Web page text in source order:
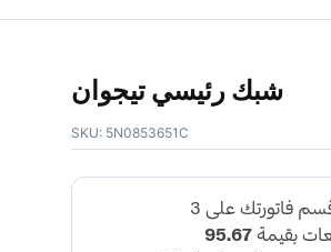
شبك رئيسي تيجوان
SKU: 5N0853651C